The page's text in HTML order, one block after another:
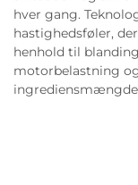
hver gang.
hastighedsføler,
henhold til
motorbelastning